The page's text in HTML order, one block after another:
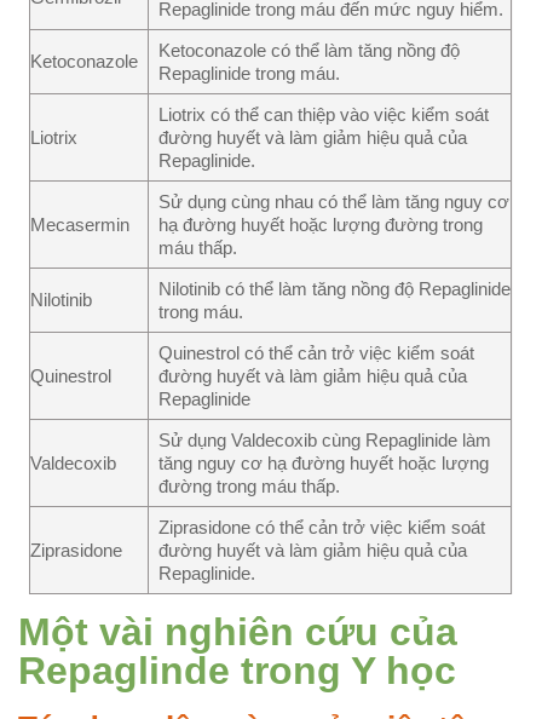
Repaglinide trong máu đến mức nguy hiểm.
Ketoconazole
Ketoconazole có thể làm tăng nồng độ
Repaglinide trong máu.
Liotrix
Liotrix có thể can thiệp vào việc kiểm soát
đường huyết và làm giảm hiệu quả của
Repaglinide.
Mecasermin
Sử dụng cùng nhau có thể làm tăng nguy cơ
hạ đường huyết hoặc lượng đường trong
máu thấp.
Nilotinib
Nilotinib có thể làm tăng nồng độ Repaglinide
trong máu.
Quinestrol
Quinestrol có thể cản trở việc kiểm soát
đường huyết và làm giảm hiệu quả của
Repaglinide
Valdecoxib
Sử dụng Valdecoxib cùng Repaglinide làm
tăng nguy cơ hạ đường huyết hoặc lượng
đường trong máu thấp.
Ziprasidone
Ziprasidone có thể cản trở việc kiểm soát
đường huyết và làm giảm hiệu quả của
Repaglinide.
Một vài nghiên cứu của
Repaglinde trong Y học